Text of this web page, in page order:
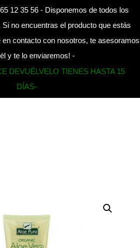
12 35 56 - Disponemos de todos los
no encuentras el producto que estás
contacto con nosotros, te asesoramos
y te lo enviaremos! -
DEVUÉLVELO TIENES HASTA 15
DÍAS-
aloe vera + árbol de té 200ml Aloe